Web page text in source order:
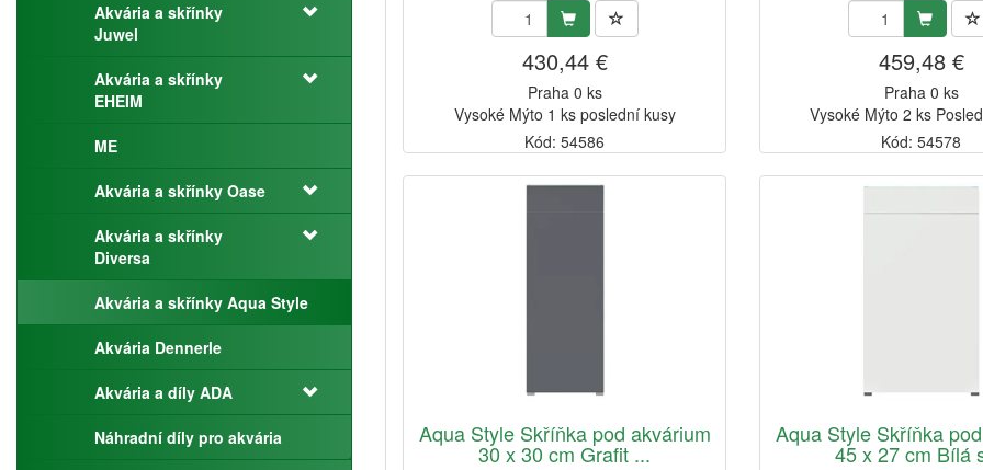
Akvária a skřínky
Juwel
Akvária a skřínky
EHEIM
ME
Akvária a skřínky Oase
Akvária a skřínky
Diversa
Akvária a skřínky Aqua Style
Akvária Dennerle
Akvária a díly ADA
Náhradní díly pro akvária
430,44 €
Praha 0 ks
Vysoké Mýto 1 ks poslední kusy
Kód: 54586
459,48 €
Praha 0 ks
Vysoké Mýto 2 ks
Kód: 54578
Aqua Style Skříňka pod akvárium
30 x 30 cm Grafit ...
Aqua Style Skříňka
45 x 27 cm Bílá